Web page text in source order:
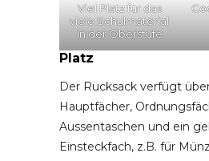
Viel Platz für das
viele Schulmaterial
in der Oberstufe
Platz
Der Rucksack verfügt
Hauptfächer,
Aussentaschen und ein
Einsteckfach, z.B. für